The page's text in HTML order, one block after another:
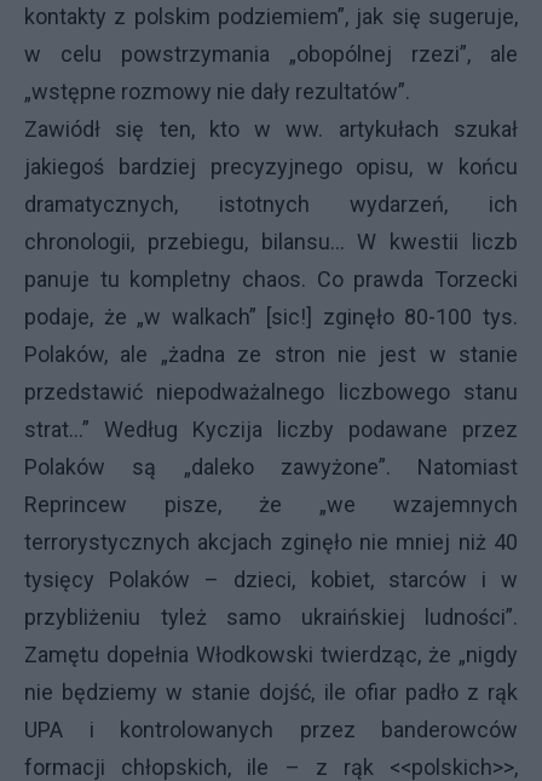
kontakty z polskim podziemiem”, jak się sugeruje,
w celu powstrzymania „obopólnej rzezi”, ale
„wstępne rozmowy nie dały rezultatów”.
Zawiódł się ten, kto w ww. artykułach szukał
jakiegoś bardziej precyzyjnego opisu, w końcu
dramatycznych, istotnych wydarzeń, ich
chronologii, przebiegu, bilansu... W kwestii liczb
panuje tu kompletny chaos. Co prawda Torzecki
podaje, że „w walkach” [sic!] zginęło 80-100 tys.
Polaków, ale „żadna ze stron nie jest w stanie
przedstawić niepodważalnego liczbowego stanu
strat...” Według Kyczija liczby podawane przez
Polaków są „daleko zawyżone”. Natomiast
Reprincew pisze, że „we wzajemnych
terrorystycznych akcjach zginęło nie mniej niż 40
tysięcy Polaków – dzieci, kobiet, starców i w
przybliżeniu tyleż samo ukraińskiej ludności”.
Zamętu dopełnia Włodkowski twierdząc, że „nigdy
nie będziemy w stanie dojść, ile ofiar padło z rąk
UPA i kontrolowanych przez banderowców
formacji chłopskich, ile – z rąk <<polskich>>,